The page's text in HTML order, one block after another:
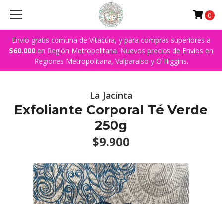
Envio gratis comuna de Vitacura, y para compras superiores a
$60.000 en Región Metropolitana. Nuevos precios de Envíos en
Regiones Metropolitana, Valparaiso y O´Higgins.
0
La Jacinta
Exfoliante Corporal Té Verde
250g
$9.900